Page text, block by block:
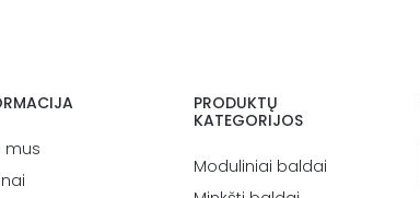
mus
PRODUKTŲ
KATEGORIJOS
Moduliniai baldai